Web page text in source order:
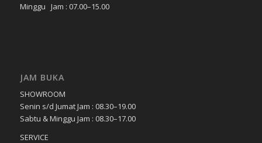
Minggu Jam : 07.00–15.00
JAM BUKA
SHOWROOM
Senin s/d Jumat Jam : 08.30–19.00
Sabtu & Minggu Jam : 08.30–17.00
SERVICE